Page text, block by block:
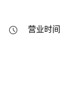
营业时间